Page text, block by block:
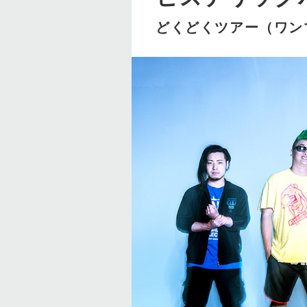
どくどくツアー（ワ